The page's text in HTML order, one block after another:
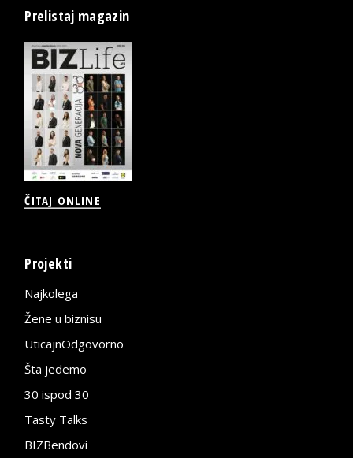
Prelistaj magazin
ČITAJ ONLINE
Projekti
Najkolega
Žene u biznisu
UticajnOdgovorno
Šta jedemo
30 ispod 30
Tasty Talks
BIZBendovi